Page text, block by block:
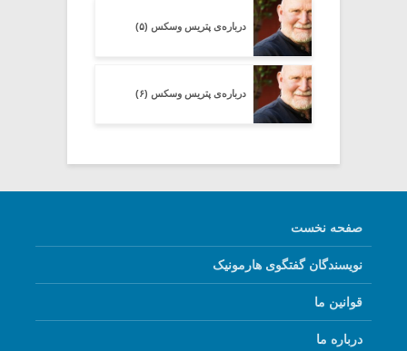
درباره‌ی پتریس وسکس (۵)
درباره‌ی پتریس وسکس (۶)
صفحه نخست
نویسندگان گفتگوی هارمونیک
قوانین ما
درباره ما